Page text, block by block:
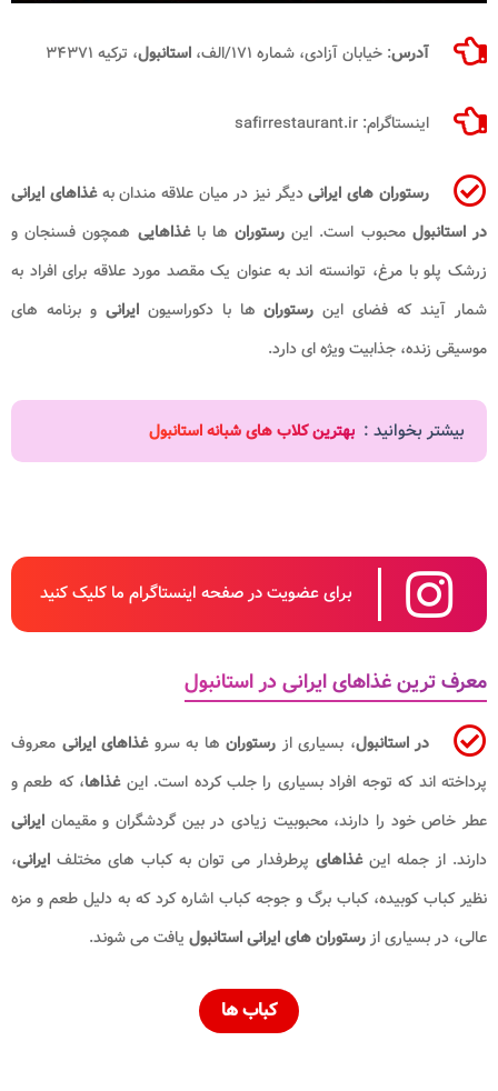
آدرس: خیابان آزادی، شماره ۱۷۱/الف، استانبول، ترکیه ۳۴۳۷۱
اینستاگرام: safirrestaurant.ir
رستوران های ایرانیدیگر نیز در میان علاقه مندان بهغذاهای ایرانی
در استانبول محبوب است. این رستوران ها باغذاهایی همچون فسنجان و
زرشک پلو با مرغ، توانسته اند به عنوان یک مقصد مورد علاقه برای افراد به
شمار آیند که فضای این رستورانها با دکوراسیونایرانیو برنامه های
موسیقی زنده، جذابیت ویژه ای دارد.
بیشتر بخوانید : بهترین کلاب های شبانه استانبول
برای عضویت در صفحه اینستاگرام ما کلیک کنید
معرف ترین غذاهای ایرانی در استانبول
در استانبول، بسیاری از رستوران ها به سروغذاهای ایرانی معروف
پرداخته اند که توجه افراد بسیاری را جلب کرده است. اینغذاها، که طعم و
عطر خاص خود را دارند، محبوبیت زیادی در بین گردشگران و مقیمان ایرانی
دارند. از جمله اینغذاهای پرطرفدار می توان به کباب های مختلف ایرانی،
نظیر کباب کوبیده، کباب برگ و جوجه کباب اشاره کرد که به دلیل طعم و مزه
عالی، در بسیاری ازرستوران های ایرانی استانبول یافت می شوند.
کباب ها